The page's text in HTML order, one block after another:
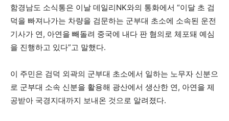
함경남도 소식통은 이날 데일리NK와의 통화에서 “이달 초 검
덕을 빠져나가는 차량을 검문하는 군부대 초소에 소속된 운전
기사가 연, 아연을 빼돌려 중국에 내다 판 혐의로 체포돼 예심
을 진행하고 있다”고 말했다.
이 주민은 검덕 외곽의 군부대 초소에서 일하는 노무자 신분으
로 군부대 소속 신분을 활용해 광산에서 생산한 연, 아연을 제
공받아 국경지대까지 보내온 것으로 알려졌다.